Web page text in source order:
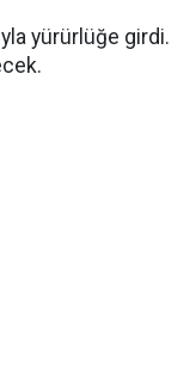
yürürlüğe girdi.